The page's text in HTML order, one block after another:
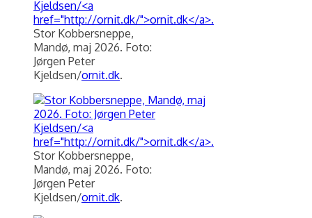
Stor Kobbersneppe,
Mandø, maj 2026. Foto:
Jørgen Peter
Kjeldsen/ornit.dk.
Stor Kobbersneppe,
Mandø, maj 2026. Foto:
Jørgen Peter
Kjeldsen/ornit.dk.